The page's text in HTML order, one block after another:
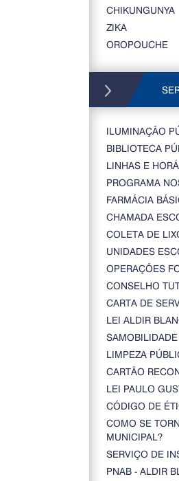
CHIKUNGUNYA
ZIKA
OROPOUCHE
ILUMINAÇÃO
BIBLIOTECA
LINHAS E
PROGRAMA
FARMÁCIA
CHAMADA
COLETA DE
UNIDADES
OPERAÇÕES
CONSELHO
CARTA DE
LEI ALDIR
SAMOBILIDADE
LIMPEZA
CARTÃO
LEI PAULO
CÓDIGO DE
COMO SE
MUNICIPAL?
SERVIÇO DE
PNAB - ALDIR